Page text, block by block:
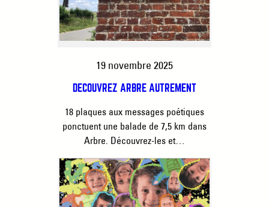
19 novembre 2025
DÉCOUVREZ ARBRE AUTREMENT
18 plaques aux messages poétiques
ponctuent une balade de 7,5 km dans
Arbre. Découvrez-les et…